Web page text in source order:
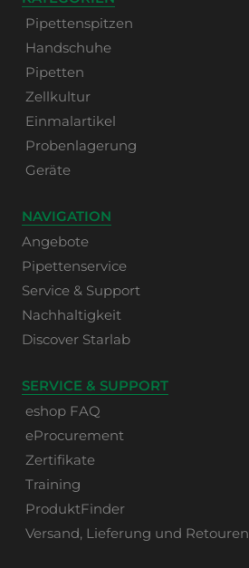
Pipettenspitzen
Handschuhe
Pipetten
Zellkultur
Einmalartikel
Probenlagerung
Geräte
NAVIGATION
Angebote
Pipettenservice
Service & Support
Nachhaltigkeit
Discover Starlab
SERVICE & SUPPORT
eshop FAQ
eProcurement
Zertifikate
Training
ProduktFinder
Versand, Lieferung und Retouren